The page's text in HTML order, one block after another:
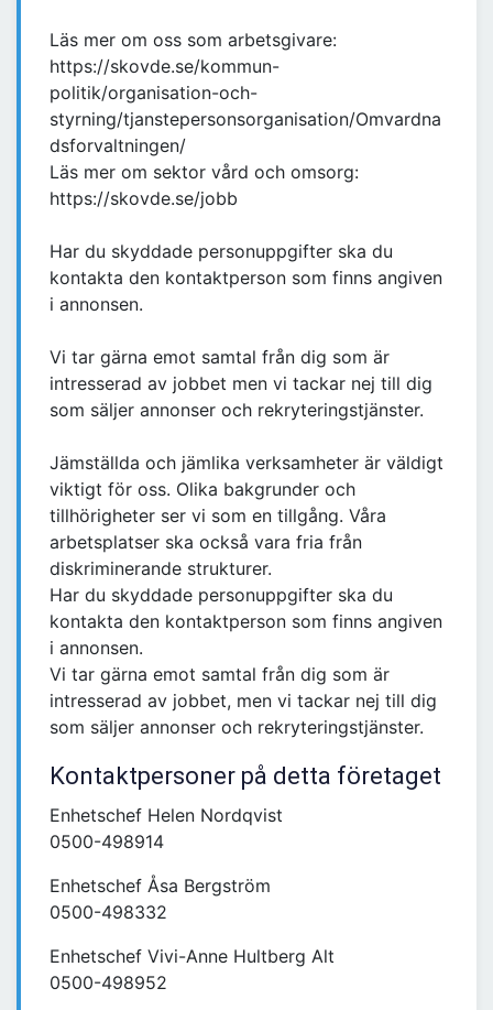
Läs mer om oss som arbetsgivare:
https://skovde.se/kommun-
politik/organisation-och-
styrning/tjanstepersonsorganisation/Omvardna
dsforvaltningen/
Läs mer om sektor vård och omsorg:
https://skovde.se/jobb
Har du skyddade personuppgifter ska du
kontakta den kontaktperson som finns angiven
i annonsen.
Vi tar gärna emot samtal från dig som är
intresserad av jobbet men vi tackar nej till dig
som säljer annonser och rekryteringstjänster.
Jämställda och jämlika verksamheter är väldigt
viktigt för oss. Olika bakgrunder och
tillhörigheter ser vi som en tillgång. Våra
arbetsplatser ska också vara fria från
diskriminerande strukturer.
Har du skyddade personuppgifter ska du
kontakta den kontaktperson som finns angiven
i annonsen.
Vi tar gärna emot samtal från dig som är
intresserad av jobbet, men vi tackar nej till dig
som säljer annonser och rekryteringstjänster.
Kontaktpersoner på detta företaget
Enhetschef Helen Nordqvist
0500-498914
Enhetschef Åsa Bergström
0500-498332
Enhetschef Vivi-Anne Hultberg Alt
0500-498952